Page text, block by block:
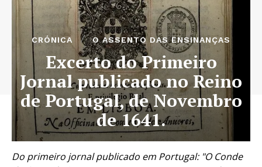
CRÓNICA O ASSENTO DAS ENSINANÇAS
Excerto do Primeiro
Jornal publicado no Reino
de Portugal, de Novembro
de 1641.
Do primeiro jornal publicado em Portugal: "O Conde